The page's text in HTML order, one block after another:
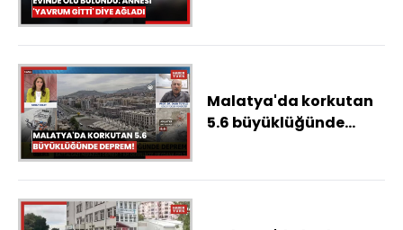
diye ağladı
Malatya'da korkutan
5.6 büyüklüğünde